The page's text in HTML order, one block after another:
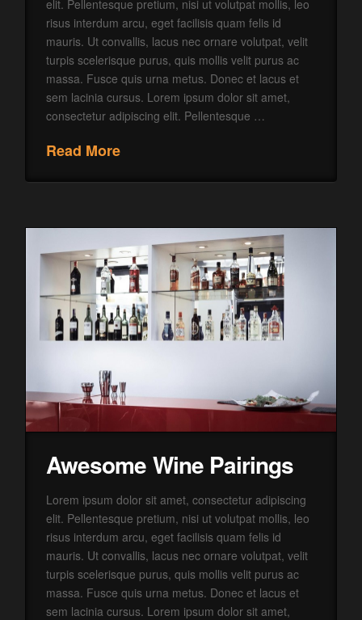
elit. Pellentesque pretium, nisi ut volutpat mollis, leo
risus interdum arcu, eget facilisis quam felis id
mauris. Ut convallis, lacus nec ornare volutpat, velit
turpis scelerisque purus, quis mollis velit purus ac
massa. Fusce quis urna metus. Donec et lacus et
sem lacinia cursus. Lorem ipsum dolor sit amet,
consectetur adipiscing elit. Pellentesque …
Read More
Awesome Wine Pairings
Lorem ipsum dolor sit amet, consectetur adipiscing
elit. Pellentesque pretium, nisi ut volutpat mollis, leo
risus interdum arcu, eget facilisis quam felis id
mauris. Ut convallis, lacus nec ornare volutpat, velit
turpis scelerisque purus, quis mollis velit purus ac
massa. Fusce quis urna metus. Donec et lacus et
sem lacinia cursus. Lorem ipsum dolor sit amet,